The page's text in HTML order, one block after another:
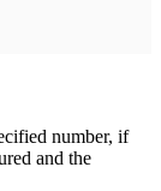
number, if
and the